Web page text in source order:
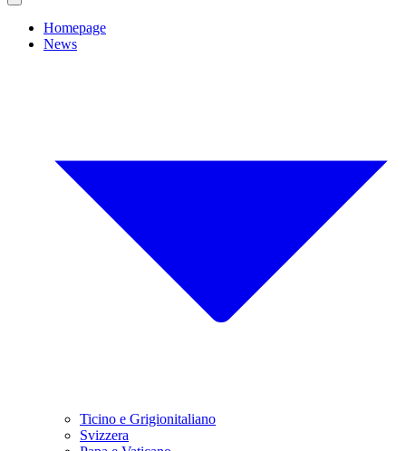
Homepage
News
Ticino e Grigionitaliano
Svizzera